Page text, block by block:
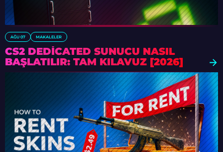
AĞU 07 MAKALELER
CS2 DEDICATED SUNUCU NASIL
BAŞLATILIR: TAM KILAVUZ [2026]